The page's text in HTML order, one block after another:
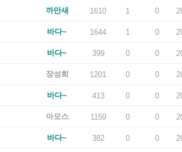
까만새 1610 1 0
바다~ 1644 1 0
바다~ 399 0 0
장성희 1201 0 0
바다~ 413 0 0
아모스 1159 0 0
바다~ 382 0 0